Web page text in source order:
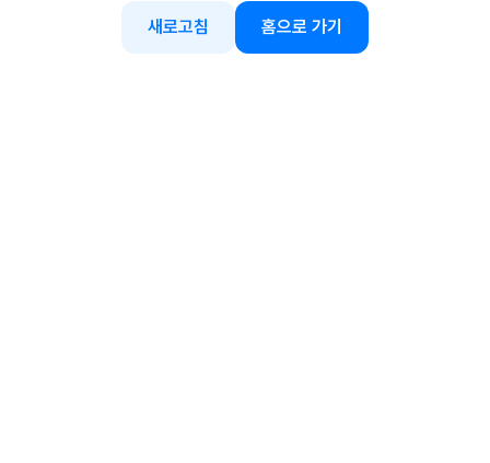
새로고침 홈으로 가기